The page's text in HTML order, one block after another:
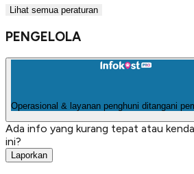
Lihat semua peraturan
PENGELOLA
Operasional & layanan penghuni ditangani
Ada info yang kurang tepat atau
ini?
Laporkan